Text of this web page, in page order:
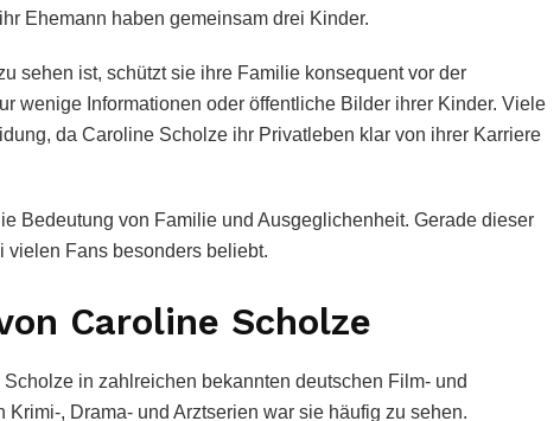
Ehemann haben gemeinsam drei Kinder.
sehen ist, schützt sie ihre Familie konsequent vor der
wenige Informationen oder öffentliche Bilder ihrer Kinder. Viele
da Caroline Scholze ihr Privatleben klar von ihrer Karriere
Bedeutung von Familie und Ausgeglichenheit. Gerade dieser
vielen Fans besonders beliebt.
Caroline Scholze
in zahlreichen bekannten deutschen Film- und
, Drama- und Arztserien war sie häufig zu sehen.